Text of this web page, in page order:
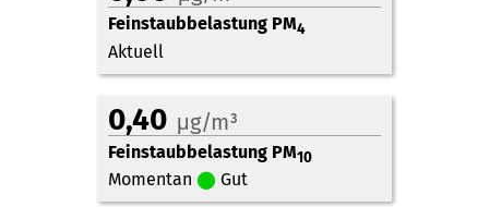
Feinstaubbelastung PM4
Aktuell
0,40 μg/m³
Feinstaubbelastung PM10
Momentan ⬤ Gut